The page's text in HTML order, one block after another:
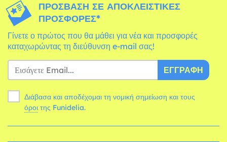
ΠΡΌΣΒΑΣΗ ΣΕ ΑΠΟΚΛΕΙΣΤΙΚΈΣ
ΠΡΟΣΦΟΡΈΣ*
Γίνετε ο πρώτος που θα μάθει για νέα και προσφορές
καταχωρώντας τη διεύθυνση e-mail σας!
ΕΓΓΡΑΦΉ
Διάβασα και αποδέχομαι τη νομική σημείωση και τους
όροι της Funidelia.